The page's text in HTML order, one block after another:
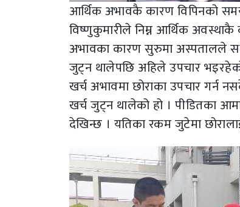
आर्थिक अभावकै कारण विपिनको
विष्णुकुमारीले निम्न आर्थिक
अभावका कारण सुरुमा अस्पतालले
जुट्न थालेपछि अहिले उपचार
खर्च अभावमा छोराका उपचार गर्न
खर्च जुट्न थालेको हो । पीडितका
देखिन्छ । यतिका रकम जुटेमा